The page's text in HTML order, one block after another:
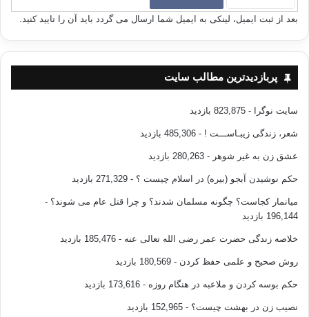
بعد از ثبت ایمیل، لینکی به ایمیل شما ارسال می گردد باید آن را تایید کنید.
پربازدیدترین مطالب سایت
سایت نوگرا - 823,875 بازدید
شعر، زندگی زیبـاســـت ! - 485,306 بازدید
عشق زن به غیر شوهر - 280,263 بازدید
حکم نوشیدن آبجو (بیره) در اسلام چیست ؟ - 271,329 بازدید
میانمار کجاست؟ چگونه مسلمان شدند؟ و چرا قتل عام می شوند؟ -
196,144 بازدید
خلاصه زندگی حضرت عمر رضی الله تعالی عنه - 185,476 بازدید
روش صحیح و علمی حفظ کردن - 180,569 بازدید
حکم بوسه کردن و ملاعبه در هنگام روزه - 173,616 بازدید
نصیب زن در بهشت چیست؟ - 152,965 بازدید